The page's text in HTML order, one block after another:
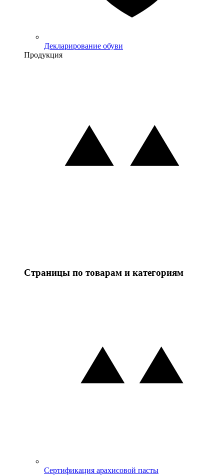
Декларирование обуви
Продукция
Страницы по товарам и категориям
Сертификация арахисовой пасты